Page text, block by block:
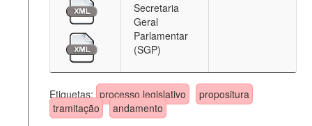
Secretaria
Geral
Parlamentar
(SGP)
Etiquetas: processo legislativo
propositura
tramitação
andamento